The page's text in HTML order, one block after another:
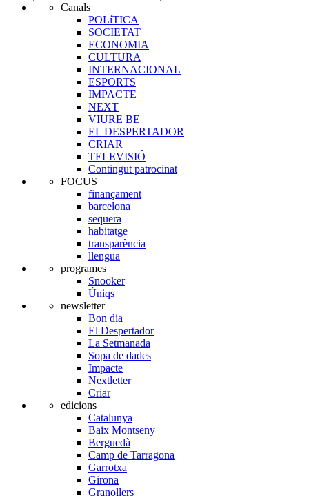
Canals
POLíTICA
SOCIETAT
ECONOMIA
CULTURA
INTERNACIONAL
ESPORTS
IMPACTE
NEXT
VIURE BE
EL DESPERTADOR
CRIAR
TELEVISIÓ
Contingut patrocinat
FOCUS
finançament
barcelona
sequera
habitatge
transparència
llengua
programes
Snooker
Úniqs
newsletter
Bon dia
El Despertador
La Setmanada
Sopa de dades
Impacte
Nextletter
Criar
edicions
Catalunya
Baix Montseny
Berguedà
Camp de Tarragona
Garrotxa
Girona
Granollers